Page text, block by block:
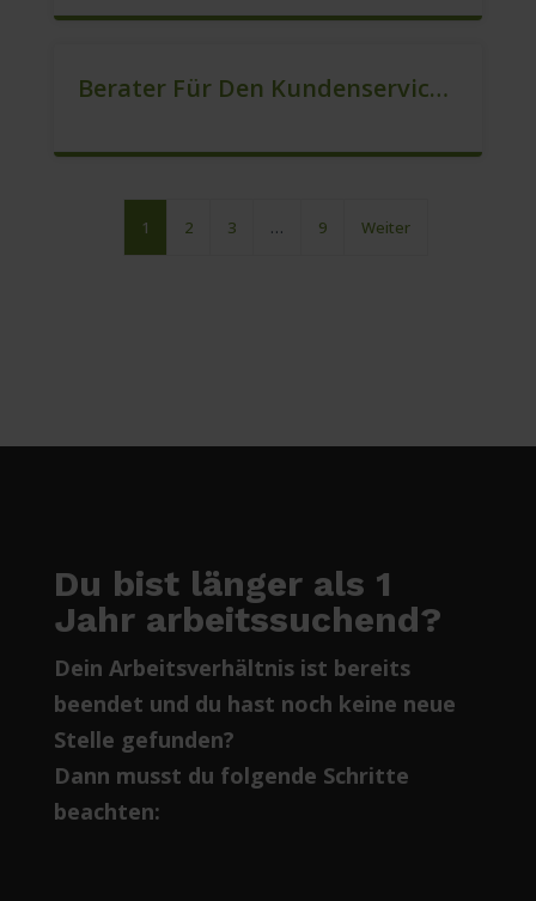
Berater Für Den Kundenservice (Außendienst) (m/w/d)
1 2 3 … 9 Weiter
Du bist länger als 1
Jahr arbeitssuchend?
Dein Arbeitsverhältnis ist bereits
beendet und du hast noch keine neue
Stelle gefunden?
Dann musst du folgende Schritte
beachten: